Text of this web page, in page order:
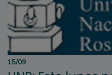
15/09